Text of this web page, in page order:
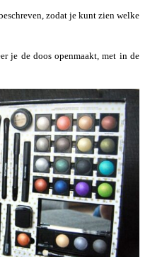
zodat je kunt zien welke
je de doos openmaakt, met in de